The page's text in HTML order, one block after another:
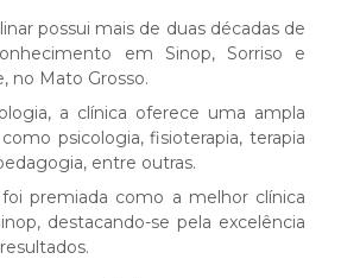
possui mais de duas décadas de
em Sinop, Sorriso e
no Mato Grosso.
a clínica oferece uma ampla
psicologia, fisioterapia, terapia
entre outras.
premiada como a melhor clínica
destacando-se pela excelência